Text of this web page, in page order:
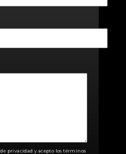
privacidad y acepto los términos